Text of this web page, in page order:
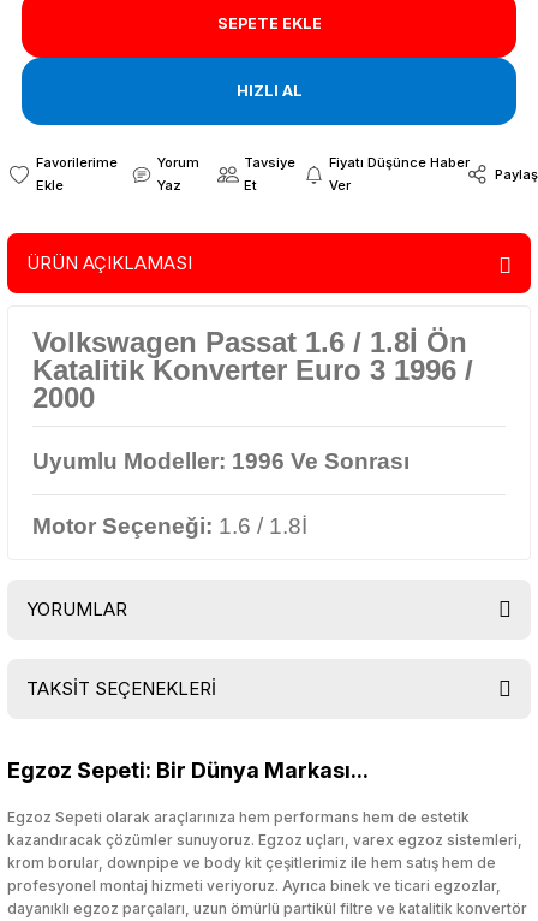
SEPETE EKLE
HIZLI AL
Yorum
Yaz
Tavsiye
Et
Fiyatı Düşünce Haber
Ver
Paylaş
ÜRÜN AÇIKLAMASI
Volkswagen Passat 1.6 / 1.8İ Ön
Katalitik Konverter Euro 3 1996 /
2000
Uyumlu Modeller: 1996 Ve Sonrası
Motor Seçeneği: 1.6 / 1.8İ
YORUMLAR
TAKSİT SEÇENEKLERİ
Egzoz Sepeti: Bir Dünya Markası...
Egzoz Sepeti olarak araçlarınıza hem performans hem de estetik
kazandıracak çözümler sunuyoruz. Egzoz uçları, varex egzoz sistemleri,
krom borular, downpipe ve body kit çeşitlerimiz ile hem satış hem de
profesyonel montaj hizmeti veriyoruz. Ayrıca binek ve ticari egzozlar,
dayanıklı egzoz parçaları, uzun ömürlü partikül filtre ve katalitik konvertör